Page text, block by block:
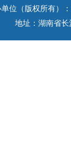
单位（版权所有）
地址：湖南省